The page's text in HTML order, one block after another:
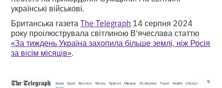
українські військові.
Британська газетаThe Telegraph 14 серпня 2024
року проілюструвала світлиною В'ячеслава статтю
«За тиждень Україна захопила більше землі, ніж Росія
за вісім місяців».